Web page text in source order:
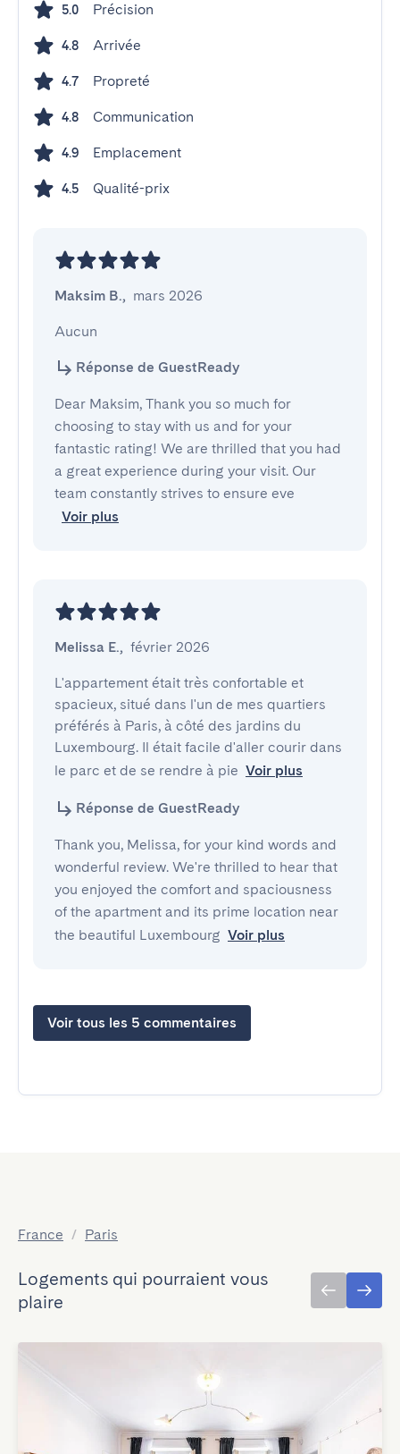
5.0 Précision
4.8 Arrivée
4.7 Propreté
4.8 Communication
4.9 Emplacement
4.5 Qualité-prix
Maksim B., mars 2026
Aucun
Réponse de GuestReady
Dear Maksim, Thank you so much for
choosing to stay with us and for your
fantastic rating! We are thrilled that you had
a great experience during your visit. Our
team constantly strives to ensure eve
Voir plus
Melissa E., février 2026
L'appartement était très confortable et
spacieux, situé dans l'un de mes quartiers
préférés à Paris, à côté des jardins du
Luxembourg. Il était facile d'aller courir dans
le parc et de se rendre à pie Voir plus
Réponse de GuestReady
Thank you, Melissa, for your kind words and
wonderful review. We're thrilled to hear that
you enjoyed the comfort and spaciousness
of the apartment and its prime location near
the beautiful Luxembourg Voir plus
Voir tous les 5 commentaires
France / Paris
Logements qui pourraient vous
plaire